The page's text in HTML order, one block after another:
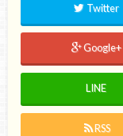
Twitter
Google+
LINE
RSS